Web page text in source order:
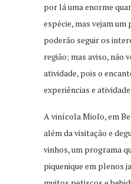
por lá uma enorme
espécie, mas vejam
poderão seguir os
região; mas aviso, não
atividade, pois o
experiências e
A vinícola Miolo, em
além da visitação e
vinhos, um programa
piquenique em plenos